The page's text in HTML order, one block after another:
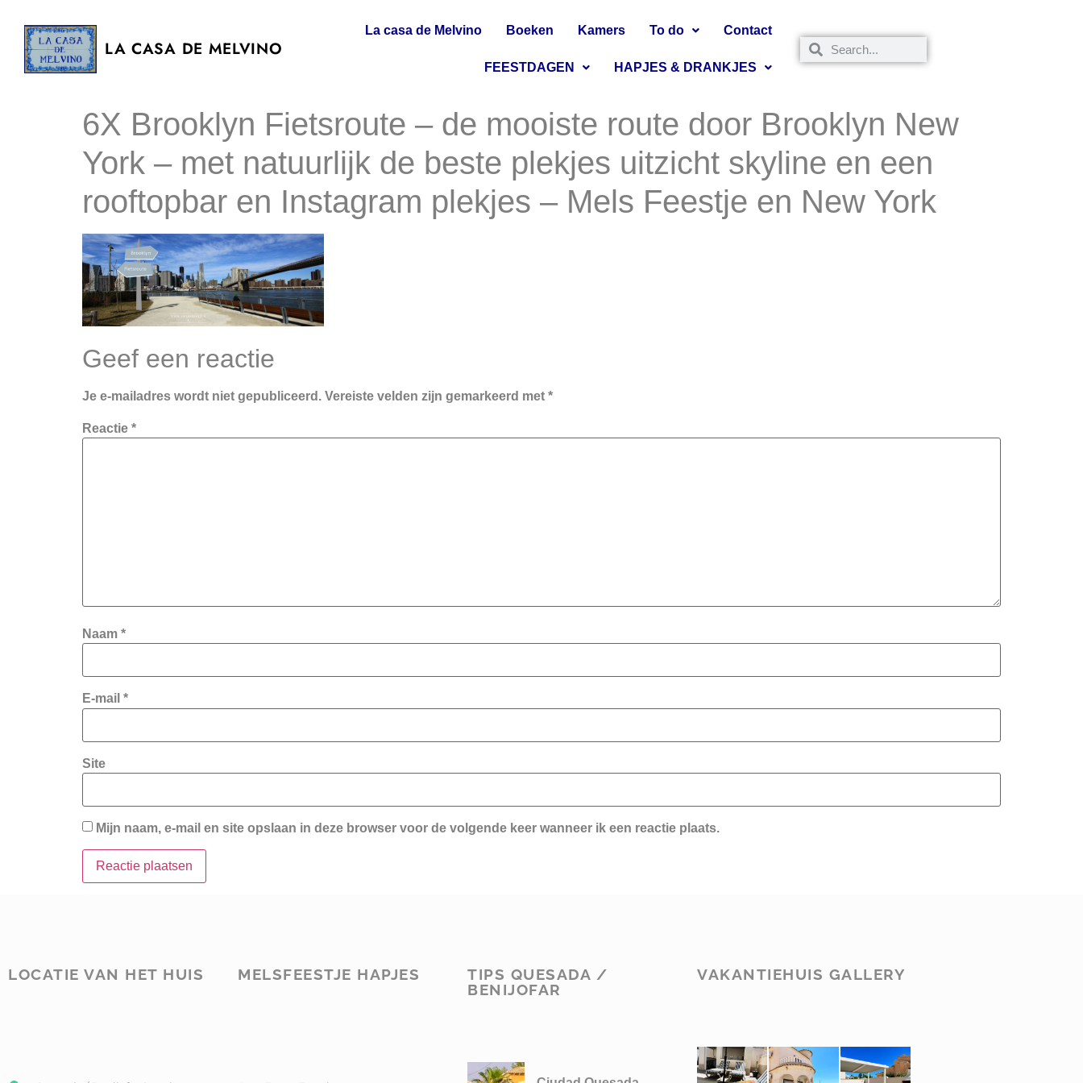
LA CASA DE MELVINO
La casa de Melvino Boeken Kamers To do Contact
FEESTDAGEN HAPJES & DRANKJES
6X Brooklyn Fietsroute – de mooiste route door Brooklyn New
York – met natuurlijk de beste plekjes uitzicht skyline en een
rooftopbar en Instagram plekjes – Mels Feestje en New York
Geef een reactie
Je e-mailadres wordt niet gepubliceerd. Vereiste velden zijn gemarkeerd met *
Reactie *
Naam *
E-mail *
Site
Mijn naam, e-mail en site opslaan in deze browser voor de volgende keer wanneer ik een reactie plaats.
LOCATIE VAN HET HUIS MELSFEESTJE HAPJES
TIPS QUESADA /
BENIJOFAR
VAKANTIEHUIS GALLERY